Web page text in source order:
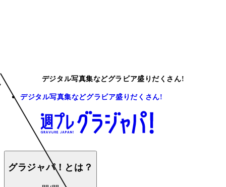
デジタル写真集などグラビア盛りだくさん!
デジタル写真集などグラビア盛りだくさん!
グラジャパ！とは？